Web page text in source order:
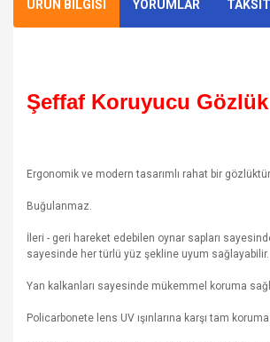
ÜRÜN BİLGİSİ YORUMLAR
Şeffaf Koruyucu Gözlük
Ergonomik ve modern tasarımlı rahat bir gözlüktür.
Buğulanmaz.
İleri - geri hareket edebilen oynar sapları
sayesinde her türlü yüz şekline uyum sağlayabilir.
Yan kalkanları sayesinde mükemmel koruma
Policarbonete lens UV ışınlarına karşı tam